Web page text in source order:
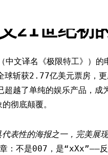
23周年：
21世纪初
文译名《极限特工》）的
斩获2.77亿美元票房，
越了单纯的娱乐产品，
彻底颠覆。
表性的海报之一，完美展
：不是007，是“xXx”——